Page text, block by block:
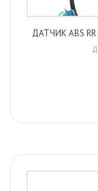
ДАТЧИК ABS RR